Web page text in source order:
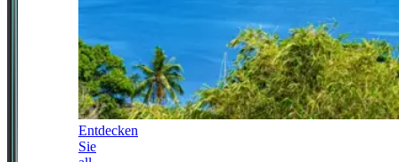
Entdecken
Sie